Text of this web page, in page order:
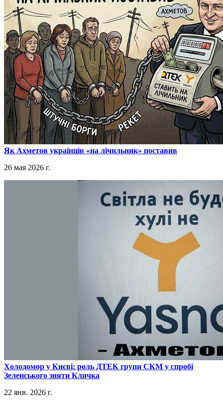
​Як Ахметов українців «на лічильник» поставив
26 мая 2026 г.
​Холодомор у Києві: роль ДТЕК групи СКМ у спробі
Зеленського зняти Кличка
22 янв. 2026 г.